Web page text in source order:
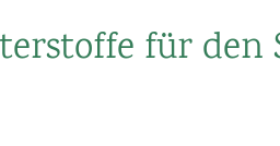
für den